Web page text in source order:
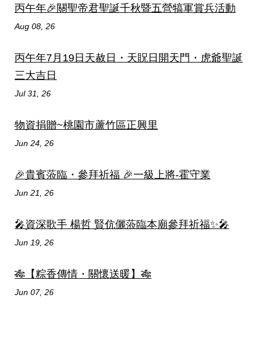
丙午年🎉關聖帝君聖誕千秋暨五營犒軍賞兵活動
Aug 08, 26
丙午年7月19日天赦日・天貺日開天門・虎爺聖誕
三大吉日
Jul 31, 26
物資捐贈~桃園市蘆竹區正興里
Jun 24, 26
🎉貴賓蒞臨・參拜祈福 🎉一級上將-霍守業
Jun 21, 26
🎤資深歌手 楊哲 賢伉儷蒞臨本廟參拜祈福✨🎤
Jun 19, 26
🎋【粽香傳情・關懷送暖】🎋
Jun 07, 26